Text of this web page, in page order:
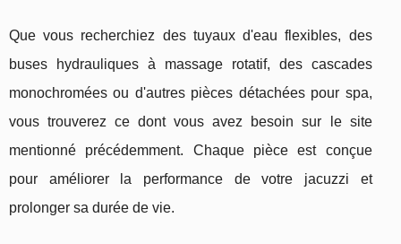
Que vous recherchiez des tuyaux d'eau flexibles, des
buses hydrauliques à massage rotatif, des cascades
monochromées ou d'autres pièces détachées pour spa,
vous trouverez ce dont vous avez besoin sur le site
mentionné précédemment. Chaque pièce est conçue
pour améliorer la performance de votre jacuzzi et
prolonger sa durée de vie.